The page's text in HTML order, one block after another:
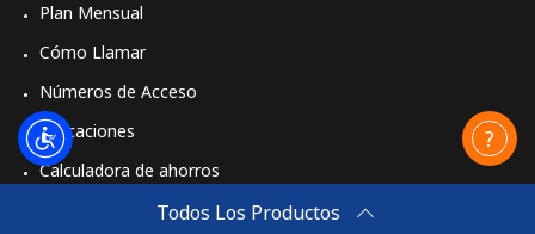
Todos Los Productos
Plan Mensual
Cómo Llamar
Números de Acceso
Aplicaciones
Calculadora de ahorros